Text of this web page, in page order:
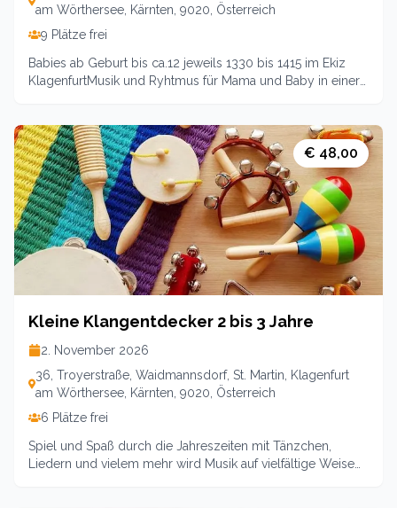
am Wörthersee, Kärnten, 9020, Österreich
9 Plätze frei
Babies ab Geburt bis ca.12 jeweils 1330 bis 1415 im Ekiz
KlagenfurtMusik und Ryhtmus für Mama und Baby in einer
Tanzen, und Wiegen wirken beruhigend auf das Kind und
zaubern wunderbare Herzmomente. Und keine Scheu:
Jede*r kann singen:-)Kurs über 3 Einheiten
2.11./9.11./16.11.35 Euro für Mitlglieder / 39 für
NichtmitgliederLeitung: Guggenberger-Holl Corinna
€ 48,00
Kleine Klangentdecker 2 bis 3 Jahre
2. November 2026
36, Troyerstraße, Waidmannsdorf, St. Martin, Klagenfurt
am Wörthersee, Kärnten, 9020, Österreich
6 Plätze frei
Spiel und Spaß durch die Jahreszeiten mit Tänzchen,
Liedern und vielem mehr wird Musik auf vielfältige Weise